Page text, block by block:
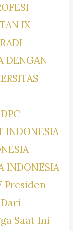
IX
DENGAN
INDONESIA
INDONESIA
Presiden
Saat Ini